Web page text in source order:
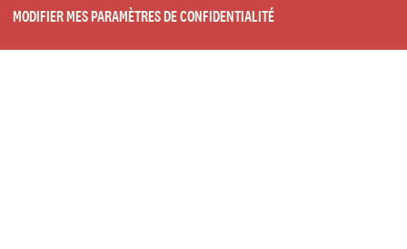
MODIFIER MES PARAMÈTRES DE CONFIDENTIALITÉ